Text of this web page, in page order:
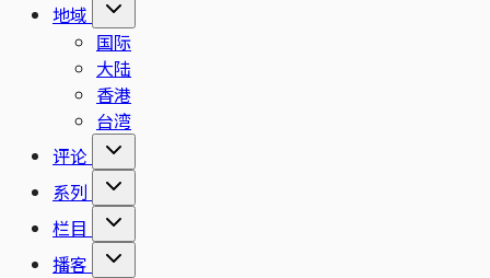
地域
国际
大陆
香港
台湾
评论
系列
栏目
播客